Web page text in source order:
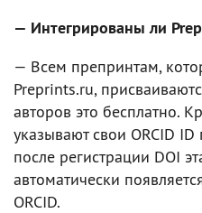
— Интегрированы ли
— Всем препринтам,
Preprints.ru,
авторов это бесплатно.
указывают свои ORCID
после регистрации DOI
автоматически
ORCID.